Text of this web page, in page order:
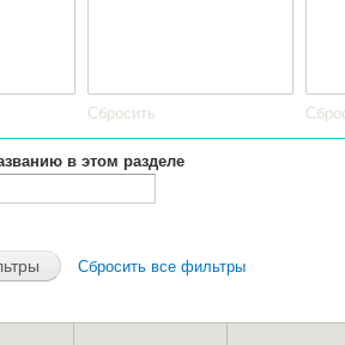
Сбросить
в этом разделе
Сбросить все фильтры